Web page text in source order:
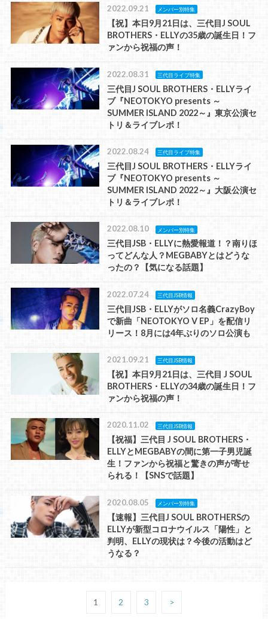
2022.09.21 メンバー別特集
【祝】本日9月21日は、三代目J SOUL
BROTHERS・ELLYの35歳の誕生日！フ
ァンから祝福の声！
2022.08.31 三代目ライブ特集
三代目J SOUL BROTHERS・ELLYライ
ブ『NEOTOKYO presents ～
SUMMER ISLAND 2022～』東京公演セ
トリ＆ライブレポ！
2022.08.24 三代目ライブ特集
三代目J SOUL BROTHERS・ELLYライ
ブ『NEOTOKYO presents ～
SUMMER ISLAND 2022～』大阪公演セ
トリ＆ライブレポ！
2022.08.10 メンバー別特集
三代目JSB・ELLYに熱愛報道！？南りほ
ってどんな人？MEGBABYとはどうな
ったの？【気になる話題】
2022.07.24 三代目JSB情報
三代目JSB・ELLYがソロ名義CrazyBoy
で新曲「NEOTOKYO V EP」を配信リ
リース！8月には4年ぶりのソロ公演も
2021.09.21 三代目JSB情報
【祝】本日9月21日は、三代目 J SOUL
BROTHERS・ELLYの34歳の誕生日！フ
ァンから祝福の声！
2020.11.02 三代目JSB情報
【祝福】三代目 J SOUL BROTHERS・
ELLYとMEGBABYの間に第一子男児誕
生！ファンから祝福と驚きの声が寄せ
られる！【SNSで話題】
2020.08.05 メンバー別特集
【速報】三代目J SOUL BROTHERSの
ELLYが新型コロナウイルス「陽性」と
判明、ELLYの現状は？今後の活動はど
うなる？
1 2 3 >